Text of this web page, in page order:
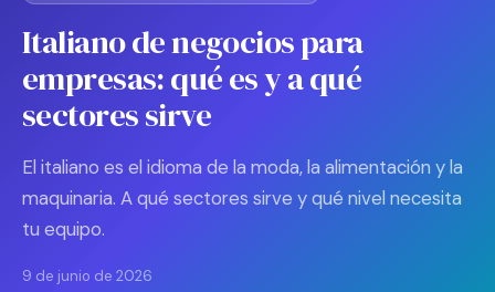
Italiano de negocios para
empresas: qué es y a qué
sectores sirve
El italiano es el idioma de la moda, la alimentación y la
maquinaria. A qué sectores sirve y qué nivel necesita
tu equipo.
9 de junio de 2026